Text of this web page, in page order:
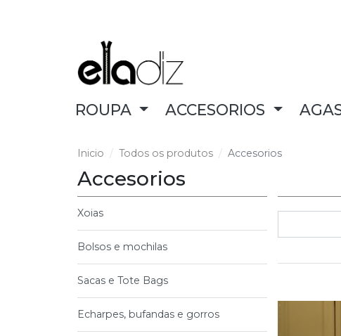
ROUPA ACCESORIOS
Inicio Todos os produtos Accesorios
Accesorios
Xoias
Bolsos e mochilas
Sacas e Tote Bags
Echarpes, bufandas e gorros